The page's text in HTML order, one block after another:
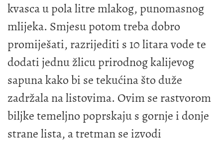
kvasca u pola litre mlakog, punomasnog
mlijeka. Smjesu potom treba dobro
promiješati, razrijediti s 10 litara vode te
dodati jednu žlicu prirodnog kalijevog
sapuna kako bi se tekućina što duže
zadržala na listovima. Ovim se rastvorom
biljke temeljno poprskaju s gornje i donje
strane lista, a tretman se izvodi